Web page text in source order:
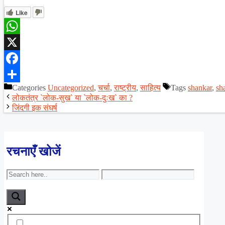
Like
WhatsApp
X
Facebook
ShareCategories Uncategorized,चर्चा,राष्ट्रीय,साहित्य Tags shankar,
लोकतंत्र `लोक-सुख` या `लोक-दुःख` का ?
जिंदगी इक संघर्ष
रचनाएँ खोजें